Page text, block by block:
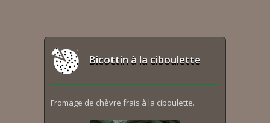
Bicottin à la ciboulette
Fromage de chèvre frais à la ciboulette.